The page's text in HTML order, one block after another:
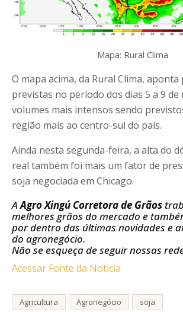
Mapa: Rural Clima
O mapa acima, da Rural Clima, aponta
previstas no período dos dias 5 a 9 de
volumes mais intensos sendo
região mais ao centro-sul do país.
Ainda nesta segunda-feira, a alta do
real também foi mais um fator de
soja negociada em Chicago.
AAgro Xingú Corretora de Grãos
melhores grãos do mercado e
por dentro das últimas novidades e
do agronegócio.
Não se esqueça de seguir nossas
Acessar Fonte da Notícia
Agricultura Agronegócio soja